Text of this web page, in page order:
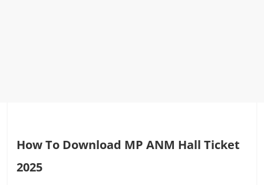
How To Download MP ANM Hall Ticket
2025